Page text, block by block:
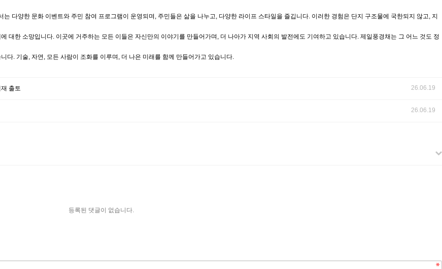
다양한 문화 이벤트와 주민 참여 프로그램이 운영되며, 주민들은 삶을 나누고, 다양한 라이프 스타일을 즐깁니다. 이러한 경험은 단지 구조물에 국한되지 않고, 지
대한 소망입니다. 이곳에 거주하는 모든 이들은 자신만의 이야기를 만들어가며, 더 나아가 지역 사회의 발전에도 기여하고 있습니다. 제일풍경채는 그 어느 것도 정
다. 기술, 자연, 모든 사람이 조화를 이루며, 더 나은 미래를 함께 만들어가고 있습니다.
출토 26.06.19
26.06.19
등록된 댓글이 없습니다.